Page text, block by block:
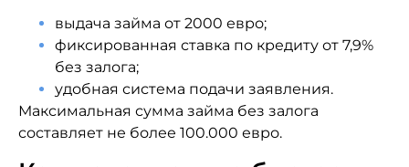
выдача займа от 2000 евро;
фиксированная ставка по кредиту от 7,9%
без залога;
удобная система подачи заявления.
Максимальная сумма займа без залога
составляет не более 100.000 евро.